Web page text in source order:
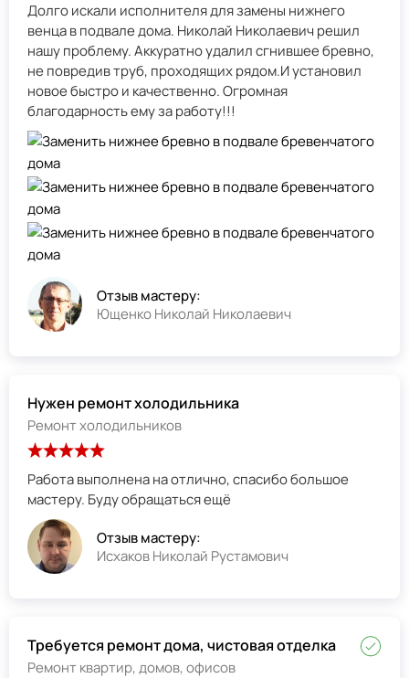
Долго искали исполнителя для замены нижнего
венца в подвале дома. Николай Николаевич решил
нашу проблему. Аккуратно удалил сгнившее бревно,
не повредив труб, проходящих рядом.И установил
новое быстро и качественно. Огромная
благодарность ему за работу!!!
Отзыв мастеру:
Ющенко Николай Николаевич
Нужен ремонт холодильника
Ремонт холодильников
Работа выполнена на отлично, спасибо большое
мастеру. Буду обращаться ещё
Отзыв мастеру:
Исхаков Николай Рустамович
Требуется ремонт дома, чистовая отделка
Ремонт квартир, домов, офисов